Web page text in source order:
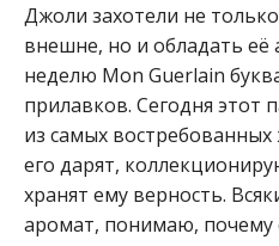
Джоли захотели не
внешне, но и обладать
неделю Mon Guerlain
прилавков. Сегодня этот
из самых
его дарят,
хранят ему верность.
аромат, понимаю, почему